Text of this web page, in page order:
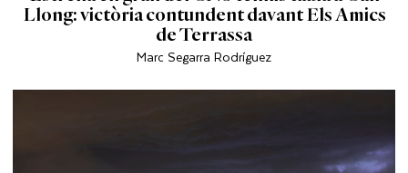
Llong: victòria contundent davant Els Amics
de Terrassa
Marc Segarra Rodríguez